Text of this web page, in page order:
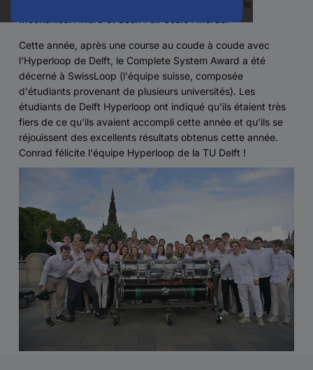
du mois de juillet, l'équipe a également remporté le
Cette année, après une course au coude à coude avec
l'Hyperloop de Delft, le Complete System Award a été
décerné à SwissLoop (l'équipe suisse, composée
d'étudiants provenant de plusieurs universités). Les
étudiants de Delft Hyperloop ont indiqué qu'ils étaient très
fiers de ce qu'ils avaient accompli cette année et qu'ils se
réjouissent des excellents résultats obtenus cette année.
Conrad félicite l'équipe Hyperloop de la TU Delft !